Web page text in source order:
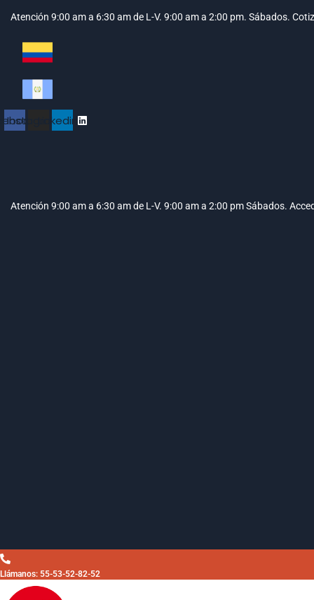
Atención 9:00 am a 6:30 am de L-V. 9:00 am a 2:00 pm. Sábados.
Instagram
Linkedin
Atención 9:00 am a 6:30 am de L-V. 9:00 am a 2:00 pm Sábados.
Llámanos: 55-53-52-82-52